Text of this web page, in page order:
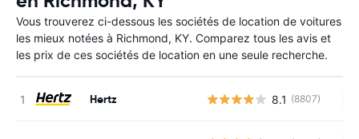
Vous trouverez ci-dessous les sociétés de location de voitures
les mieux notées à Richmond, KY. Comparez tous les avis et
les prix de ces sociétés de location en une seule recherche.
Hertz 8.1 (8807)